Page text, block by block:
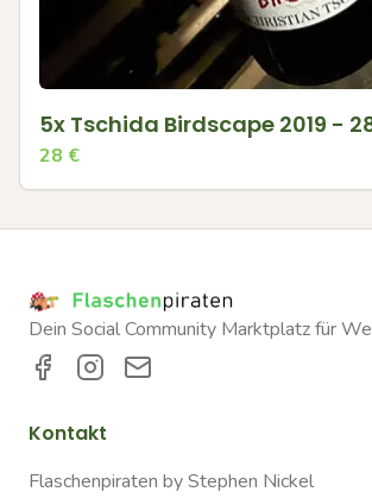
5x Tschida Birdscape 2019 - 28
28 €
Dein Social Community Marktplatz für
Kontakt
Flaschenpiraten by Stephen Nickel